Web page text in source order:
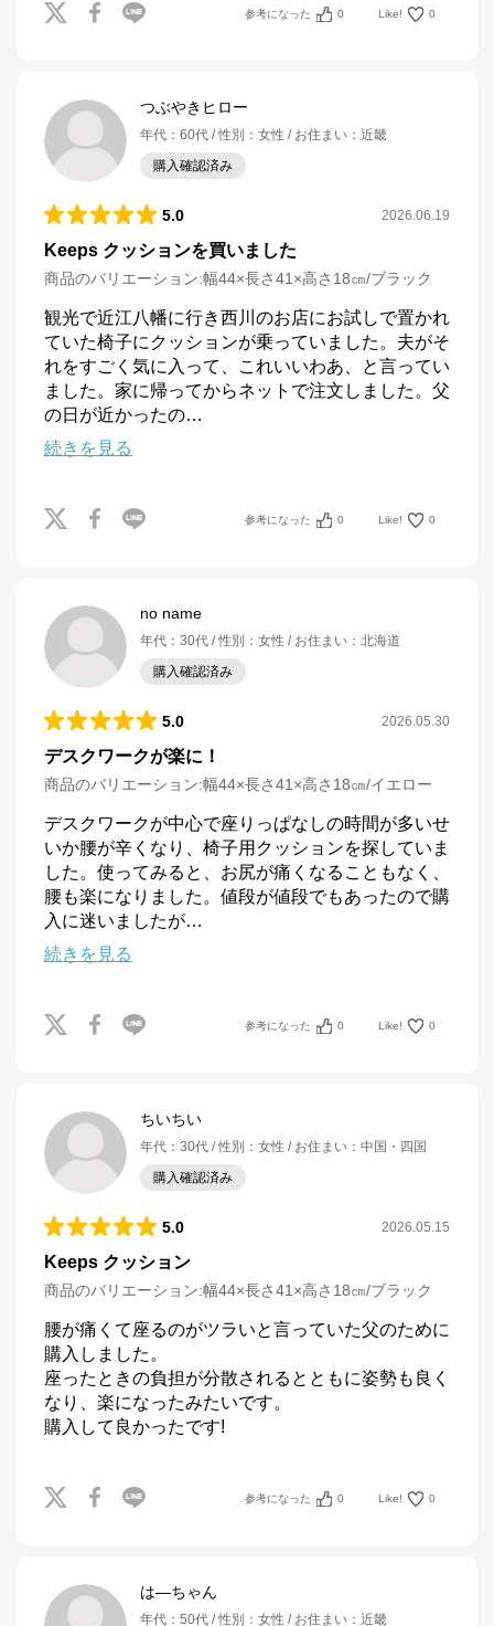
参考になった 0 Like! 0
つぶやきヒロー
年代 ： 60代 性別 ： 女性 お住まい ： 近畿
購入確認済み
5.0 2026.06.19
Keeps クッションを買いました
商品のバリエーション:幅44×長さ41×高さ18㎝/ブラック
観光で近江八幡に行き西川のお店にお試しで置かれ
ていた椅子にクッションが乗っていました。夫がそ
れをすごく気に入って、これいいわあ、と言ってい
ました。家に帰ってからネットで注文しました。父
の日が近かったの…
続きを見る
参考になった 0 Like! 0
no name
年代 ： 30代 性別 ： 女性 お住まい ： 北海道
購入確認済み
5.0 2026.05.30
デスクワークが楽に！
商品のバリエーション:幅44×長さ41×高さ18㎝/イエロー
デスクワークが中心で座りっぱなしの時間が多いせ
いか腰が辛くなり、椅子用クッションを探していま
した。使ってみると、お尻が痛くなることもなく、
腰も楽になりました。値段が値段でもあったので購
入に迷いましたが…
続きを見る
参考になった 0 Like! 0
ちいちい
年代 ： 30代 性別 ： 女性 お住まい ： 中国・四国
購入確認済み
5.0 2026.05.15
Keeps クッション
商品のバリエーション:幅44×長さ41×高さ18㎝/ブラック
腰が痛くて座るのがツラいと言っていた父のために
購入しました。
座ったときの負担が分散されるとともに姿勢も良く
なり、楽になったみたいです。
購入して良かったです!
参考になった 0 Like! 0
は―ちゃん
年代 ： 50代 性別 ： 女性 お住まい ： 近畿